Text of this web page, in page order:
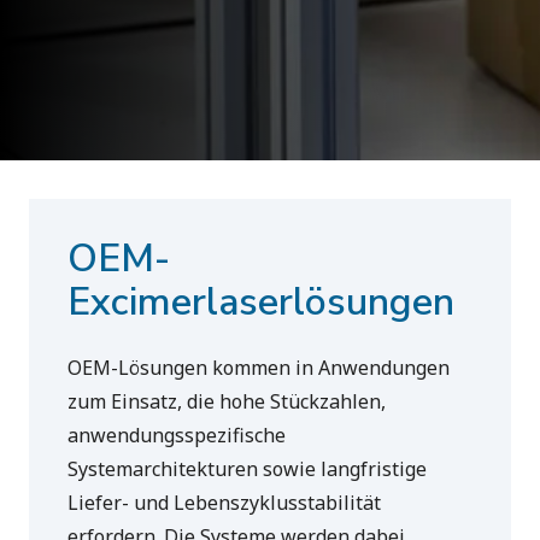
OEM-
Excimerlaserlösungen
OEM-Lösungen kommen in Anwendungen
zum Einsatz, die hohe Stückzahlen,
anwendungsspezifische
Systemarchitekturen sowie langfristige
Liefer- und Lebenszyklusstabilität